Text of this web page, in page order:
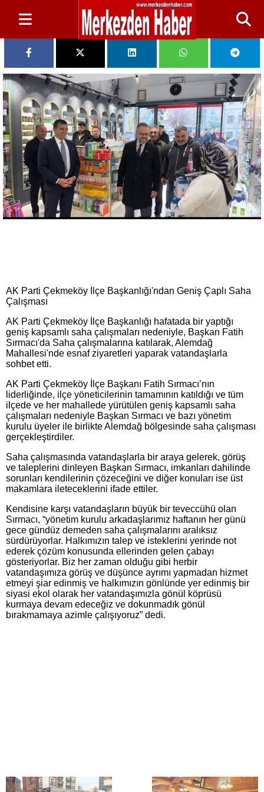
AK Parti Çekmeköy İlçe Başkanlığı'ndan Geniş Çaplı Saha
Çalışması
AK Parti Çekmeköy İlçe Başkanlığı hafatada bir yaptığı
geniş kapsamlı saha çalışmaları nedeniyle, Başkan Fatih
Sırmacı'da Saha çalışmalarına katılarak, Alemdağ
Mahallesi'nde esnaf ziyaretleri yaparak vatandaşlarla
sohbet etti.
AK Parti Çekmeköy İlçe Başkanı Fatih Sırmacı’nın
liderliğinde, ilçe yöneticilerinin tamamının katıldığı ve tüm
ilçede ve her mahallede yürütülen geniş kapsamlı saha
çalışmaları nedeniyle Başkan Sırmacı ve bazı yönetim
kurulu üyeler ile birlikte Alemdağ bölgesinde saha çalışması
gerçekleştirdiler.
Saha çalışmasında vatandaşlarla bir araya gelerek, görüş
ve taleplerini dinleyen Başkan Sırmacı, imkanları dahilinde
sorunları kendilerinin çözeceğini ve diğer konuları ise üst
makamlara ileteceklerini ifade ettiler.
Kendisine karşı vatandaşların büyük bir teveccühü olan
Sırmacı, “yönetim kurulu arkadaşlarımız haftanın her günü
gece gündüz demeden saha çalışmalarını aralıksız
sürdürüyorlar. Halkımızın talep ve isteklerini yerinde not
ederek çözüm konusunda ellerinden gelen çabayı
gösteriyorlar. Biz her zaman olduğu gibi herbir
vatandaşımıza görüş ve düşünce ayrımı yapmadan hizmet
etmeyi şiar edinmiş ve halkımızın gönlünde yer edinmiş bir
siyasi ekol olarak her vatandaşımızla gönül köprüsü
kurmaya devam edeceğiz ve dokunmadık gönül
bırakmamaya azimle çalışıyoruz” dedi.